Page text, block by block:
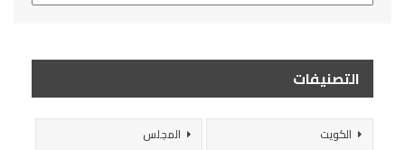
التصنيفات
الكويت
المجلس